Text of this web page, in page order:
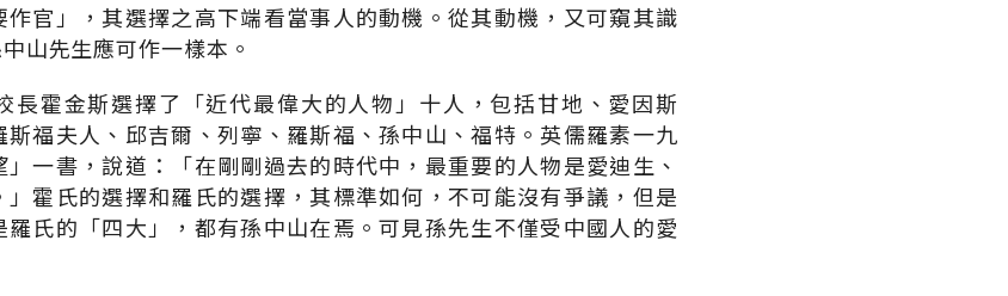
官」，其選擇之高下端看當事人的動機。從其動機，又可窺其識
山先生應可作一樣本。
長霍金斯選擇了「近代最偉大的人物」十人，包括甘地、愛因斯
福夫人、邱吉爾、列寧、羅斯福、孫中山、福特。英儒羅素一九
一書，說道：「在剛剛過去的時代中，最重要的人物是愛迪生、
霍氏的選擇和羅氏的選擇，其標準如何，不可能沒有爭議，但是
氏的「四大」，都有孫中山在焉。可見孫先生不僅受中國人的愛